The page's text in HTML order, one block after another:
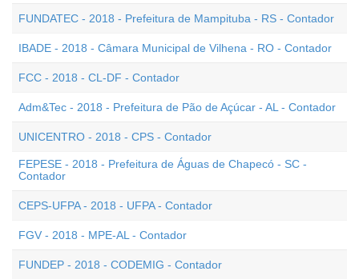
FUNDATEC - 2018 - Prefeitura de Mampituba - RS - Contador
IBADE - 2018 - Câmara Municipal de Vilhena - RO - Contador
FCC - 2018 - CL-DF - Contador
Adm&Tec - 2018 - Prefeitura de Pão de Açúcar - AL - Contador
UNICENTRO - 2018 - CPS - Contador
FEPESE - 2018 - Prefeitura de Águas de Chapecó - SC -
Contador
CEPS-UFPA - 2018 - UFPA - Contador
FGV - 2018 - MPE-AL - Contador
FUNDEP - 2018 - CODEMIG - Contador